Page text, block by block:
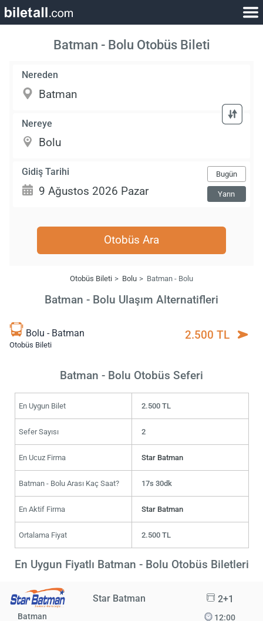
Batman - Bolu Otobüs Bileti
Nereden
Nereye
Gidiş Tarihi Bugün
Yarın
Otobüs Ara
Otobüs Bileti Bolu Batman - Bolu
Batman - Bolu Ulaşım Alternatifleri
Bolu - Batman
Otobüs Bileti
2.500 TL
Batman - Bolu Otobüs Seferi
En Uygun Bilet 2.500 TL
Sefer Sayısı 2
En Ucuz Firma Star Batman
Batman - Bolu Arası Kaç Saat? 17s 30dk
En Aktif Firma Star Batman
Ortalama Fiyat 2.500 TL
En Uygun Fiyatlı Batman - Bolu Otobüs Biletleri
Star Batman 2+1
Batman
12:00